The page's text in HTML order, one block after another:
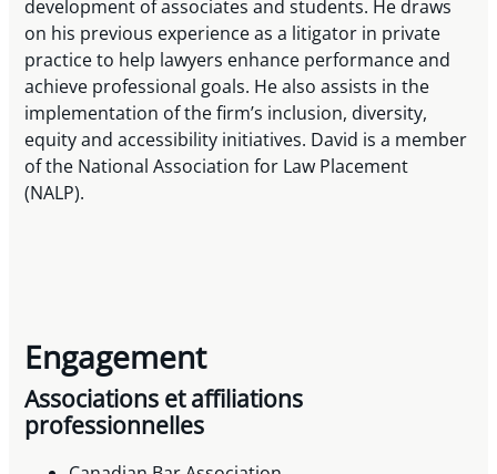
development of associates and students. He draws
on his previous experience as a litigator in private
practice to help lawyers enhance performance and
achieve professional goals. He also assists in the
implementation of the firm’s inclusion, diversity,
equity and accessibility initiatives. David is a member
of the National Association for Law Placement
(NALP).
Engagement
Associations et affiliations
professionnelles